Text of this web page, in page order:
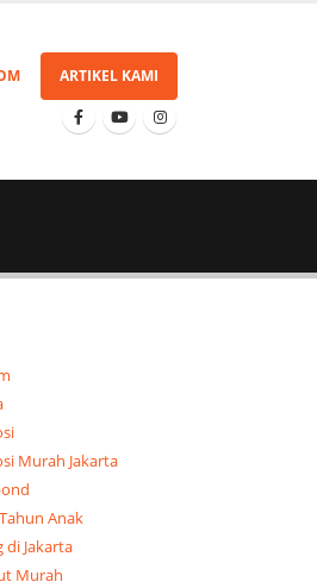
ARTIKEL KAMI
Murah Jakarta
Anak
di Jakarta
Murah